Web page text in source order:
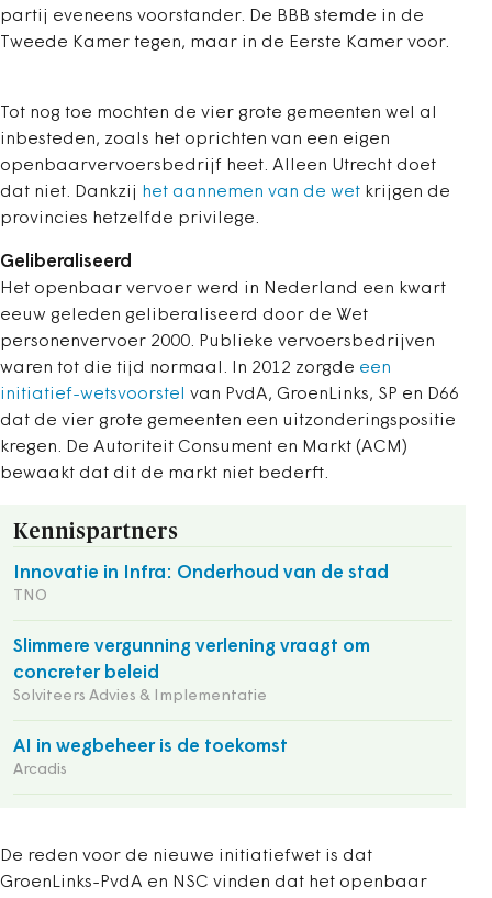
partij eveneens voorstander. De BBB stemde in de
Tweede Kamer tegen, maar in de Eerste Kamer voor.
Tot nog toe mochten de vier grote gemeenten wel al
inbesteden, zoals het oprichten van een eigen
openbaarvervoersbedrijf heet. Alleen Utrecht doet
dat niet. Dankzij het aannemen van de wet krijgen de
provincies hetzelfde privilege.
Geliberaliseerd
Het openbaar vervoer werd in Nederland een kwart
eeuw geleden geliberaliseerd door de Wet
personenvervoer 2000. Publieke vervoersbedrijven
waren tot die tijd normaal. In 2012 zorgde een
initiatief-wetsvoorstel
van PvdA, GroenLinks, SP en D66
dat de vier grote gemeenten een uitzonderingspositie
kregen. De Autoriteit Consument en Markt (ACM)
bewaakt dat dit de markt niet bederft.
Kennispartners
Innovatie in Infra: Onderhoud van de stad
TNO
Slimmere vergunning verlening vraagt om
concreter beleid
Solviteers Advies & Implementatie
AI in wegbeheer is de toekomst
Arcadis
De reden voor de nieuwe initiatiefwet is dat
GroenLinks-PvdA en NSC vinden dat het openbaar